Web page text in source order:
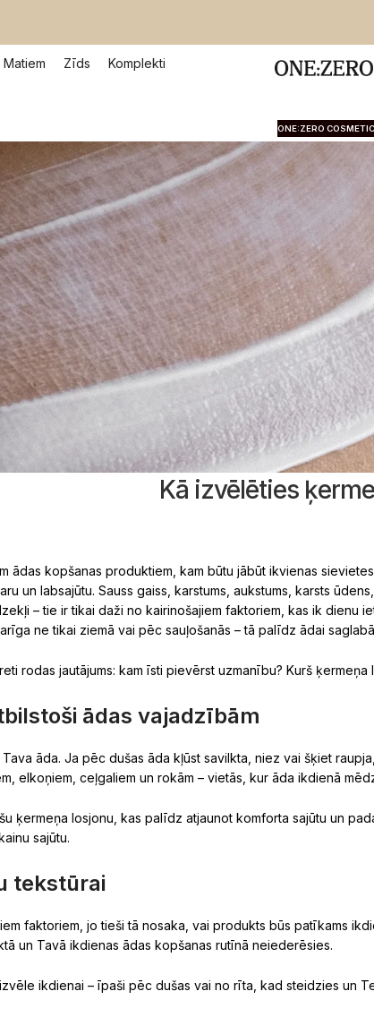
Matiem Zīds Komplekti
ONE:ZERO
Kā izvēlēties
ādas kopšanas produktiem, kam būtu jābūt ikvienas
un labsajūtu. Sauss gaiss, karstums, aukstums, karsts
– tie ir tikai daži no kairinošajiem faktoriem, kas ik dienu
ne tikai ziemā vai pēc sauļošanās – tā palīdz ādai
rodas jautājums: kam īsti pievērst uzmanību? Kurš ķermeņa
ādas vajadzībām
āda. Ja pēc dušas āda kļūst savilkta, niez vai šķiet
elkoņiem, ceļgaliem un rokām – vietās, kur āda ikdienā
ķermeņa losjonu, kas palīdz atjaunot komforta sajūtu un
sajūtu.
tekstūrai
faktoriem, jo tieši tā nosaka, vai produkts būs patīkams
un Tavā ikdienas ādas kopšanas rutīnā neiederēsies.
ikdienai – īpaši pēc dušas vai no rīta, kad steidzies un